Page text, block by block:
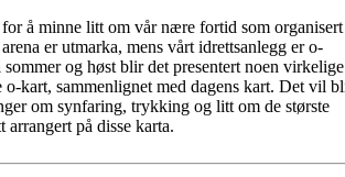
å minne litt om vår nære fortid som organisert
er utmarka, mens vårt idrettsanlegg er o-
og høst blir det presentert noen virkelige
o-kart, sammenlignet med dagens kart. Det vil
om synfaring, trykking og litt om de største
arrangert på disse karta.